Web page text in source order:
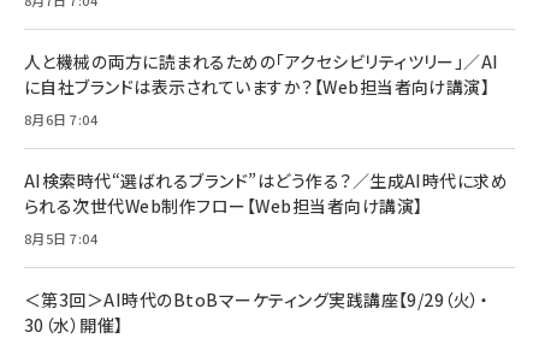
人と機械の両方に読まれるための「アクセシビリティツリー」／AI
に自社ブランドは表示されていますか？【Web担当者向け講演】
8月6日 7:04
AI検索時代“選ばれるブランド”はどう作る？／生成AI時代に求め
られる次世代Web制作フロー【Web担当者向け講演】
8月5日 7:04
＜第3回＞AI時代のBtoBマーケティング実践講座【9/29（火）・
30（水）開催】